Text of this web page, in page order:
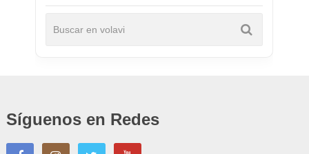
Síguenos en Redes